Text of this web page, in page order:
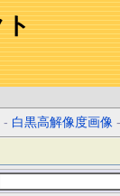
ト
- 白黒高解像度画像 -